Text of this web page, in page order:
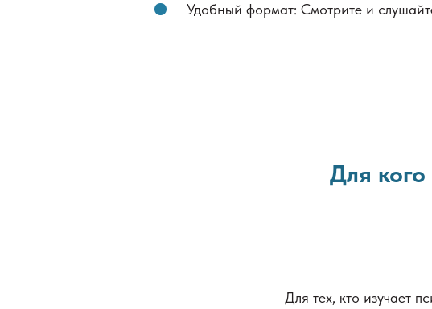
Удобный формат: Смотрите и
Для
Для тех, кто изучает